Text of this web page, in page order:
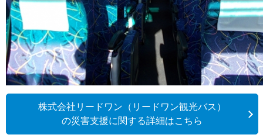
株式会社リードワン（リードワン観光バス）
の災害支援に関する詳細はこちら